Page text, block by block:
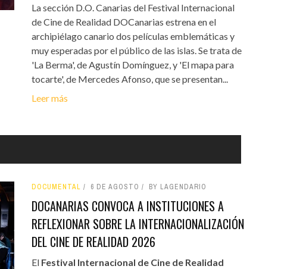
La sección D.O. Canarias del Festival Internacional
de Cine de Realidad DOCanarias estrena en el
archipiélago canario dos películas emblemáticas y
muy esperadas por el público de las islas. Se trata de
'La Berma', de Agustín Domínguez, y 'El mapa para
tocarte', de Mercedes Afonso, que se presentan...
Leer más
DOCUMENTAL 6 DE AGOSTO BY LAGENDARIO
DOCANARIAS CONVOCA A INSTITUCIONES A
REFLEXIONAR SOBRE LA INTERNACIONALIZACIÓN
DEL CINE DE REALIDAD 2026
El Festival Internacional de Cine de Realidad